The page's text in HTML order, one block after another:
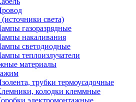
света)
газоразрядные
накаливания
светодиодные
теплоизлучатели
материалы
трубки термоусадочные
колодки клеммные
электромонтажные